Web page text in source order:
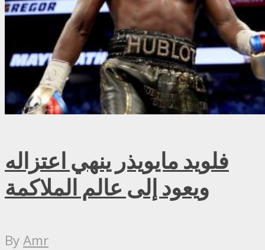
فلويد مايويذر ينهي اعتزاله
ويعود إلى عالم الملاكمة
ByAmr